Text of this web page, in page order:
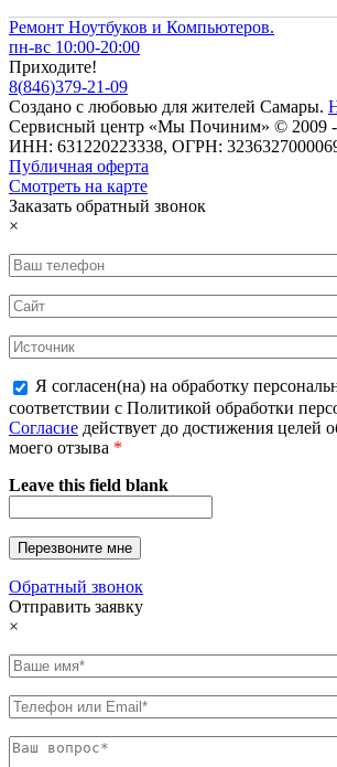
Ремонт Ноутбуков и Компьютеров.
пн-вс 10:00-20:00
Приходите!
8(846)379-21-09
Создано с любовью для жителей Самары.
Сервисный центр «Мы Починим» © 2009 -
ИНН: 631220223338, ОГРН:
Публичная оферта
Смотреть на карте
Заказать обратный звонок
×
Я согласен(на) на обработку
соответствии с Политикой обработки
Согласие действует до достижения целей
моего отзыва *
Leave this field blank
Обратный звонок
Отправить заявку
×